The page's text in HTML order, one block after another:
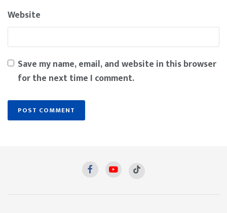
Website
Save my name, email, and website in this browser
for the next time I comment.